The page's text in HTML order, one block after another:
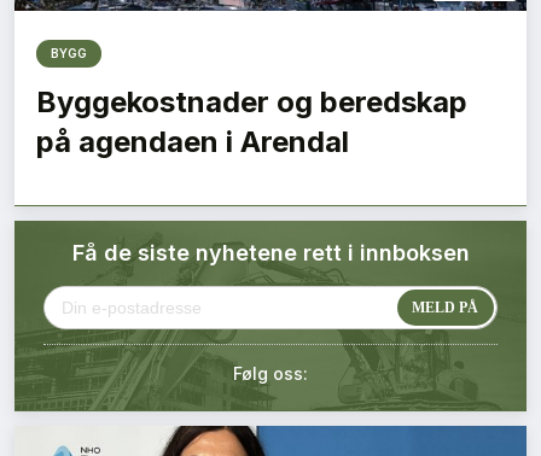
Tips redaksjonen
Annonsering
Abonnement Pluss
Kontakt oss
Login
BYGG
Byggekostnader og beredskap
på agendaen i Arendal
Få de siste nyhetene rett i innboksen
Følg oss: